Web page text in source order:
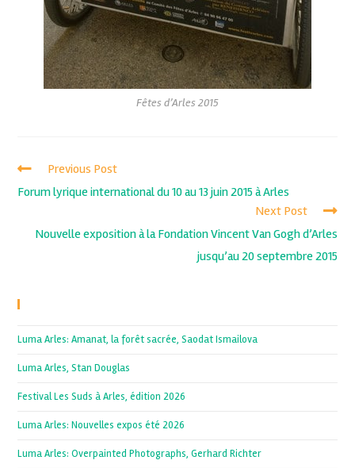
Fêtes d’Arles 2015
Previous Post
Forum lyrique international du 10 au 13 juin 2015 à Arles
Next Post
Nouvelle exposition à la Fondation Vincent Van Gogh d’Arles
jusqu’au 20 septembre 2015
Luma Arles: Amanat, la forêt sacrée, Saodat Ismailova
Luma Arles, Stan Douglas
Festival Les Suds à Arles, édition 2026
Luma Arles: Nouvelles expos été 2026
Luma Arles: Overpainted Photographs, Gerhard Richter